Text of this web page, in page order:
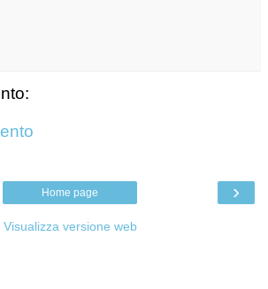
›
Home page
Visualizza versione web